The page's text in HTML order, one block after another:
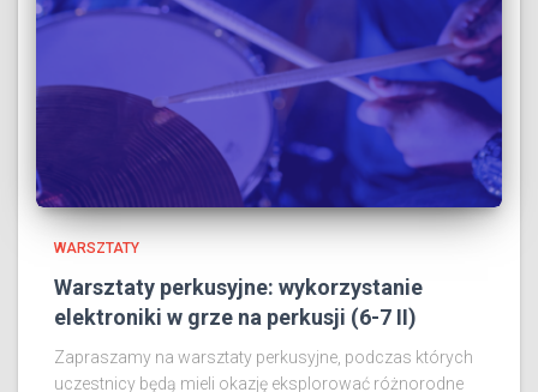
WARSZTATY
Warsztaty perkusyjne: wykorzystanie
elektroniki w grze na perkusji (6-7 II)
Zapraszamy na warsztaty perkusyjne, podczas których
uczestnicy będą mieli okazję eksplorować różnorodne